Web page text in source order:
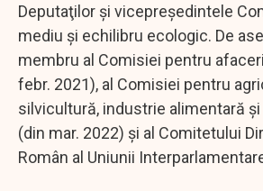
Deputaţilor şi vicepreşedintele
mediu şi echilibru ecologic. De
membru al Comisiei pentru
febr. 2021), al Comisiei pentru
silvicultură, industrie alimentară
(din mar. 2022) şi al Comitetului
Român al Uniunii